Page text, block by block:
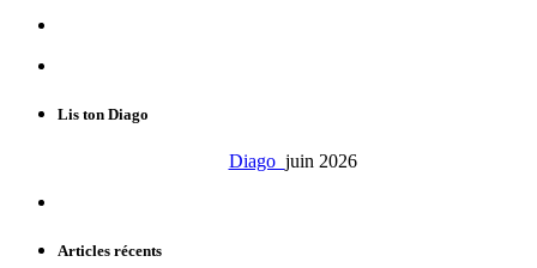
Lis ton Diago
Diago juin 2026
Articles récents